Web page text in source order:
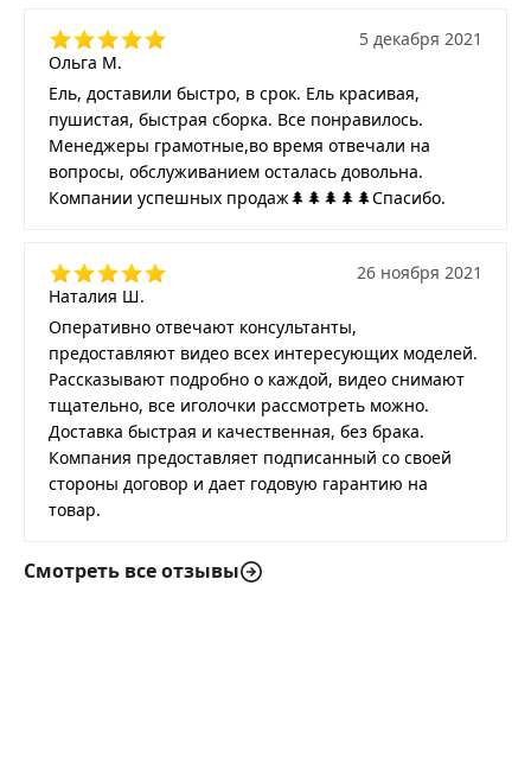
Ольга М.
5 декабря 2021
Ель, доставили быстро, в срок. Ель красивая,
пушистая, быстрая сборка. Все понравилось.
Менеджеры грамотные,во время отвечали на
вопросы, обслуживанием осталась довольна.
Компании успешных продаж🌲🌲🌲🌲🌲Спасибо.
Наталия Ш.
26 ноября 2021
Оперативно отвечают консультанты,
предоставляют видео всех интересующих моделей.
Рассказывают подробно о каждой, видео снимают
тщательно, все иголочки рассмотреть можно.
Доставка быстрая и качественная, без брака.
Компания предоставляет подписанный со своей
стороны договор и дает годовую гарантию на
товар.
Смотреть все отзывы